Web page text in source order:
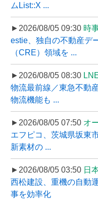
ムList::X ...
►2026/08/05 09:30 時
estie、独自の不動産デ
（CRE）領域を ...
►2026/08/05 08:30
物流最前線／東急不動
物流機能も ...
►2026/08/05 07:50 オ
エフピコ、茨城県坂東
新素材の ...
►2026/08/05 03:50 日
西松建設、重機の自動
事を効率化